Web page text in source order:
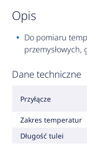
opis
Do pomiaru
przemysłowych,
Dane techniczne
Przyłącze
Zakres temperatur
Długość tulei